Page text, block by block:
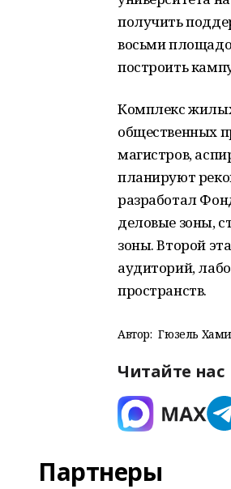
получить
восьми
построить
Комплекс
общественных
магистров,
планируют
разработал
деловые зоны,
зоны. Второй
аудиторий,
пространств.
Автор: Гюзель
Читайте нас
Партнеры